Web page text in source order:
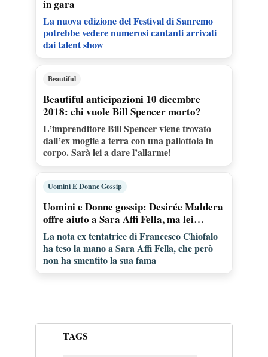
in gara
La nuova edizione del Festival di Sanremo
potrebbe vedere numerosi cantanti arrivati
dai talent show
Beautiful
Beautiful anticipazioni 10 dicembre
2018: chi vuole Bill Spencer morto?
L’imprenditore Bill Spencer viene trovato
dall’ex moglie a terra con una pallottola in
corpo. Sarà lei a dare l’allarme!
Uomini E Donne Gossip
Uomini e Donne gossip: Desirée Maldera
offre aiuto a Sara Affi Fella, ma lei…
La nota ex tentatrice di Francesco Chiofalo
ha teso la mano a Sara Affi Fella, che però
non ha smentito la sua fama
TAGS